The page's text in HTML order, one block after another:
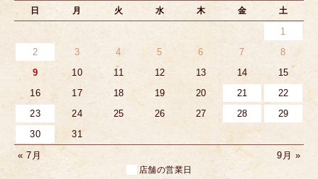
日 月 火 水 木 金 土
1
2
3 4 5 6 7
8
9
10 11 12 13 14
15
16
17 18 19 20 21
22
23
24 25 26 27 28
29
30
31
« 7月
9月 »
店舗の営業日